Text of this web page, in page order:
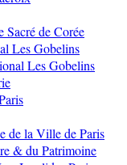
de Corée
Les Gobelins
Les Gobelins
de la Ville de Paris
& du Patrimoine